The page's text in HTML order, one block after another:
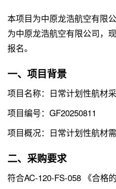
本项目为中原龙浩航空有限
为中原龙浩航空有限公司，
报名。
一、项目背景
项目名称：日常计划性航材
项目编号：GF20250811
项目概况：日常计划性航材
二、采购要求
符合AC-120-FS-058 《合格